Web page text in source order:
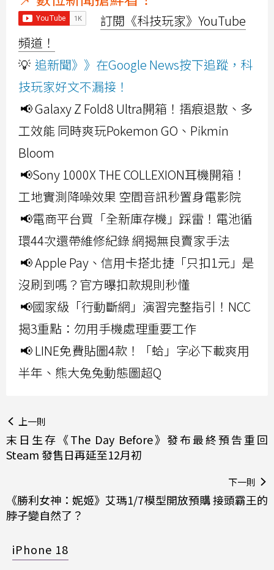
訂閱《科技玩家》YouTube
頻道！
💡 追新聞》》在Google News按下追蹤，科
技玩家好文不漏接！
📢 Galaxy Z Fold8 Ultra開箱！摺痕退散、多
工效能 同時爽玩Pokemon GO、Pikmin
Bloom
📢Sony 1000X THE COLLEXION耳機開箱！
工地實測降噪效果 空間音訊秒置身電影院
📢電商平台買「全新庫存機」踩雷！電池循
環44次還帶維修紀錄 網揭無良賣家手法
📢 Apple Pay、信用卡搭北捷「只扣1元」是
沒刷到嗎？官方曝扣款規則秒懂
📢國家級「行動斷網」演習完整指引！NCC
揭3重點：勿用手機處理重要工作
📢 LINE免費貼圖4款！「蛤」字必下載爽用
半年、熊大兔兔動態圖超Q
上一則
末日生存《The Day Before》發布最終預告重回
Steam 發售日再延至12月初
下一則
《勝利女神：妮姬》艾瑪1/7模型開放預購 接頭霸王的
脖子變自然了？
iPhone 18